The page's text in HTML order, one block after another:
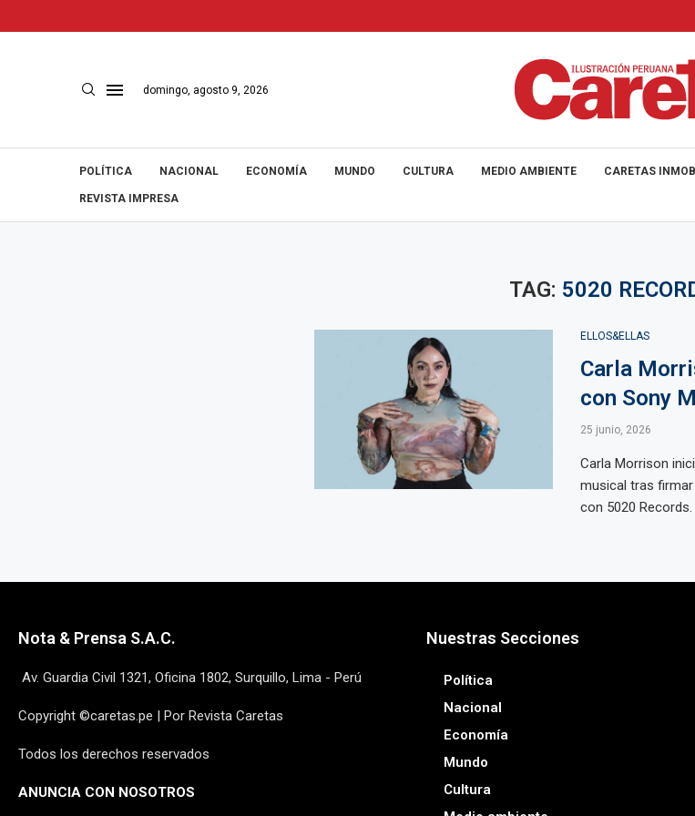
domingo, agosto 9, 2026
POLÍTICA NACIONAL ECONOMÍA MUNDO CULTURA MEDIO AMBIENTE CARETAS
REVISTA IMPRESA
TAG: 5020
ELLOS&ELLAS
Carla
con Sony
25 junio, 2026
Carla Morrison
musical tras
con 5020
Nota & Prensa S.A.C.
Av. Guardia Civil 1321, Oficina 1802, Surquillo, Lima - Perú
Copyright ©caretas.pe | Por Revista Caretas
Todos los derechos reservados
ANUNCIA CON NOSOTROS
Nuestras Secciones
Política
Nacional
Economía
Mundo
Cultura